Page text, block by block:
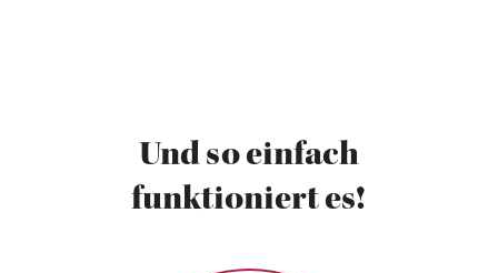
Und so einfach
funktioniert es!